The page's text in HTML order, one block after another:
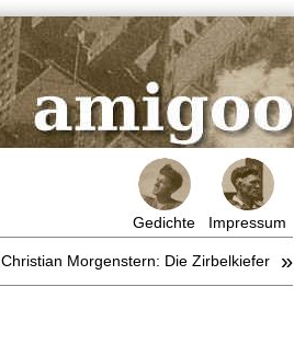
Gedichte Impressum
Christian Morgenstern: Die Zirbelkiefer »